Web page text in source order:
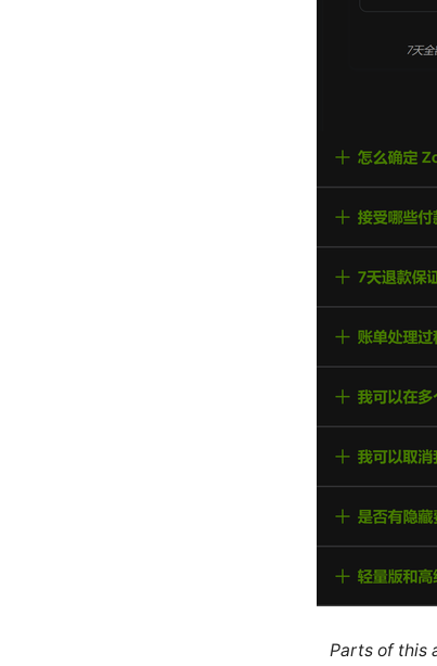
Parts of this